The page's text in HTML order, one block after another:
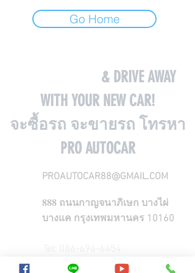
Go Home
& DRIVE AWAY
WITH YOUR NEW CAR!
จะซื้อรถ จะขายรถ โทรหา
PRO AUTOCAR
PROAUTOCAR88@GMAIL.COM
888 ถนนกาญจนาภิเษก บางไผ่
บางแค กรุงเทพมหานคร 10160